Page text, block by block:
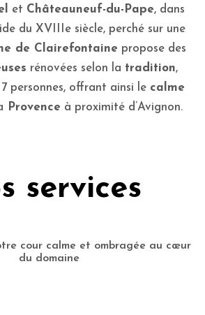
et Châteauneuf-du-Pape, dans
du XVIIIe siècle, perché sur une
de Clairefontaine propose des
rénovées selon la tradition,
personnes, offrant ainsi le calme
Provence à proximité d’Avignon.
services